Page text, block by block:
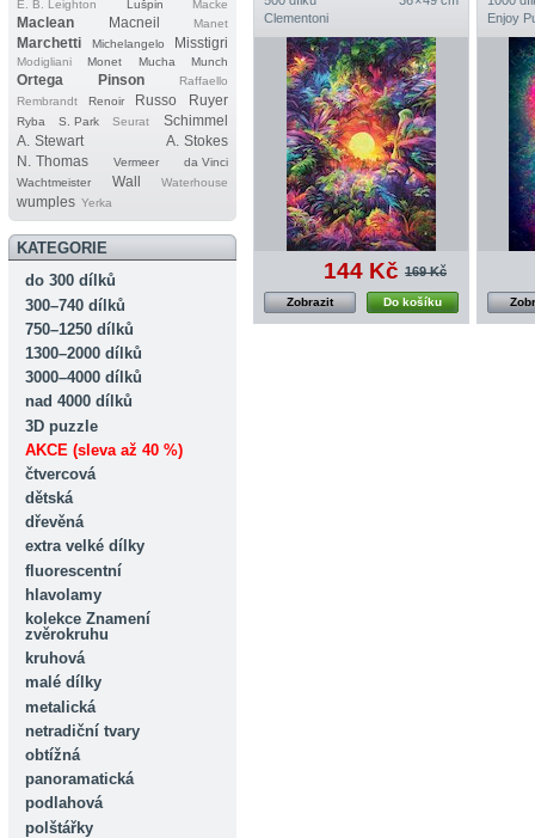
E. B. Leighton
Lušpin Macke
Maclean Macneil Manet
Marchetti Michelangelo Misstigri
Modigliani Monet Mucha Munch
Ortega Pinson
Raffaello
Rembrandt
Renoir Russo Ruyer
Ryba S. Park Seurat
Schimmel
A. Stewart
A. Stokes
N. Thomas
Vermeer
da Vinci
Wachtmeister
Wall Waterhouse
wumples Yerka
KATEGORIE
do 300 dílků
300–740 dílků
750–1250 dílků
1300–2000 dílků
3000–4000 dílků
nad 4000 dílků
3D puzzle
AKCE (sleva až 40 %)
čtvercová
dětská
dřevěná
extra velké dílky
fluorescentní
hlavolamy
kolekce Znamení
zvěrokruhu
kruhová
malé dílky
metalická
netradiční tvary
obtížná
panoramatická
podlahová
polštářky
Clementoni
144 Kč 169 Kč
Do košíku
Zobrazit
Enjoy